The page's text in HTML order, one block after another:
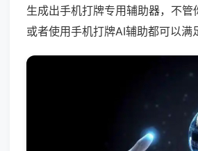
生成出手机打牌专用辅助器，不管
或者使用手机打牌AI辅助都可以满